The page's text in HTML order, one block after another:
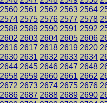
2560 2561 2562 2563 2564
2574 2575 2576 2577 2578
2588 2589 2590 2591 2592
2602 2603 2604 2605 2606
2616 2617 2618 2619 2620
2630 2631 2632 2633 2634
2644 2645 2646 2647 2648
2658 2659 2660 2661 2662
2672 2673 2674 2675 2676
2686 2687 2688 2689 2690